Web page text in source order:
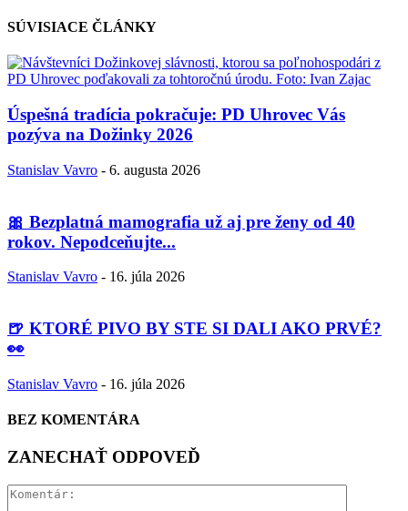
SÚVISIACE ČLÁNKY
Úspešná tradícia pokračuje: PD Uhrovec Vás
pozýva na Dožinky 2026
Stanislav Vavro - 6. augusta 2026
🎀 Bezplatná mamografia už aj pre ženy od 40
rokov. Nepodceňujte...
Stanislav Vavro - 16. júla 2026
🍺 KTORÉ PIVO BY STE SI DALI AKO PRVÉ?
👀
Stanislav Vavro - 16. júla 2026
BEZ KOMENTÁRA
ZANECHAŤ ODPOVEĎ